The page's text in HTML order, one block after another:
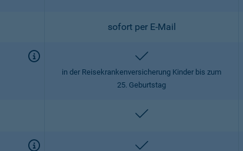
sofort per E-Mail
enthalten
in der Reisekrankenversicherung Kinder bis zum
25. Geburtstag
enthalten
enthalten